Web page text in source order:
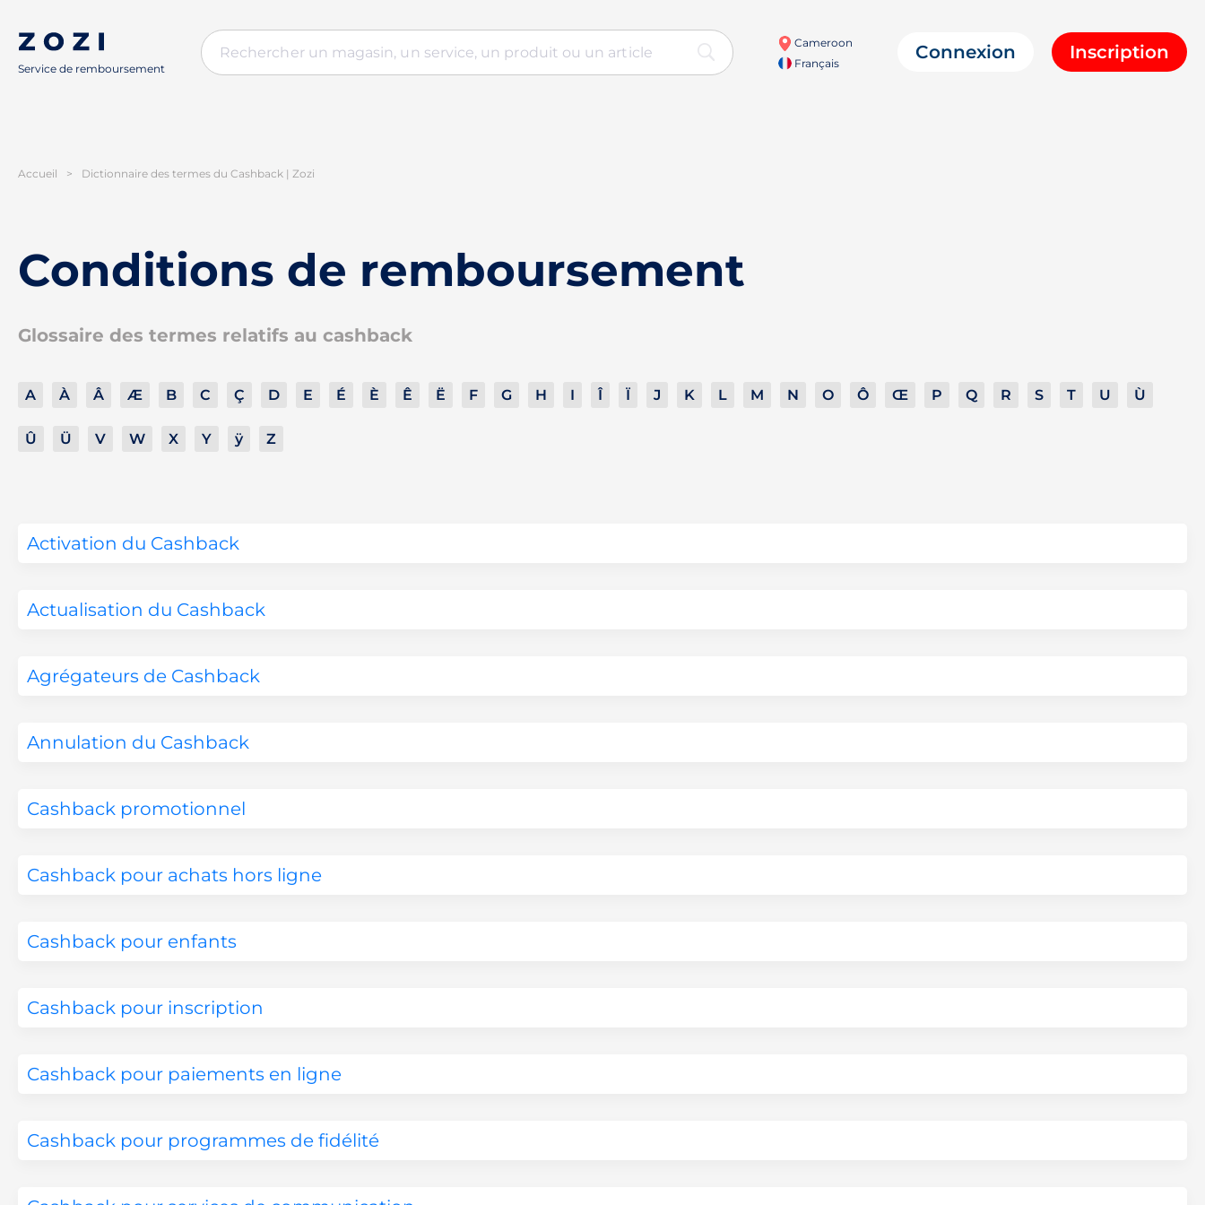
Service de remboursement
Cameroon
Français
Connexion Inscription
Accueil > Dictionnaire des termes du Cashback | Zozi
Conditions de remboursement
Glossaire des termes relatifs au cashback
A À Â Æ B C Ç D E É È Ê Ë F G H I Î Ï J K L M N O Ô Œ P Q R S T U Ù
Û Ü V W X Y ÿ Z
Activation du Cashback
Actualisation du Cashback
Agrégateurs de Cashback
Annulation du Cashback
Cashback promotionnel
Cashback pour achats hors ligne
Cashback pour enfants
Cashback pour inscription
Cashback pour paiements en ligne
Cashback pour programmes de fidélité